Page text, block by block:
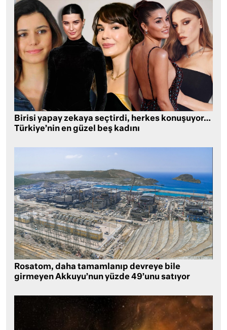
Birisi yapay zekaya seçtirdi, herkes konuşuyor…
Türkiye’nin en güzel beş kadını
Rosatom, daha tamamlanıp devreye bile
girmeyen Akkuyu’nun yüzde 49’unu satıyor